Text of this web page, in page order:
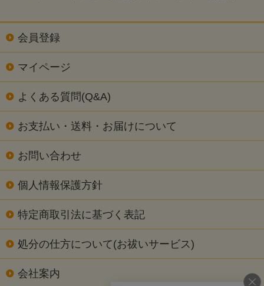
会員登録
マイページ
よくある質問(Q&A)
お支払い・送料・お届けについて
お問い合わせ
個人情報保護方針
特定商取引法に基づく表記
処分の仕方について(お祓いサービス)
会社案内